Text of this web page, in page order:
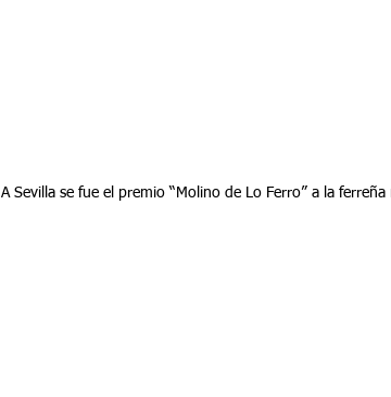
A Sevilla se fue el premio “Molino de Lo Ferro” a la